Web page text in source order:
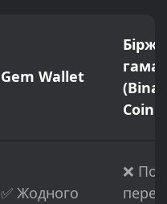
Gem Wallet
✅ Жодного
❌